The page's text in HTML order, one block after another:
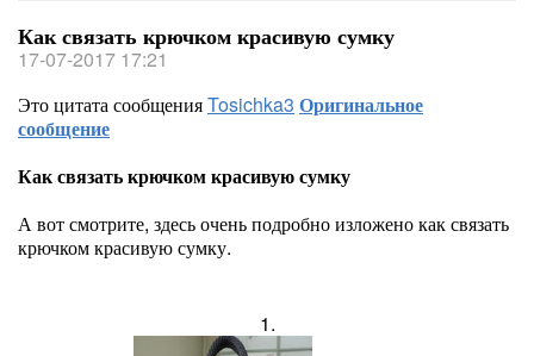
Как связать крючком красивую сумку
17-07-2017 17:21
Это цитата сообщенияTosichka3 Оригинальное
сообщение
Как связать крючком красивую сумку
А вот смотрите, здесь очень подробно изложено как связать
крючком красивую сумку.
1.